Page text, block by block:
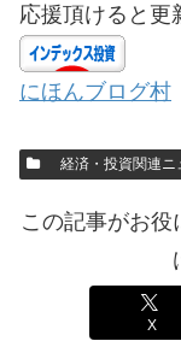
応援頂けると更
にほんブログ村
経済・投資関連
この記事がお
X